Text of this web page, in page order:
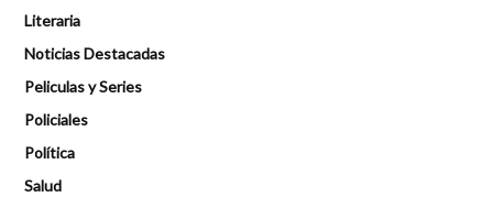
Literaria
Noticias Destacadas
Peliculas y Series
Policiales
Política
Salud